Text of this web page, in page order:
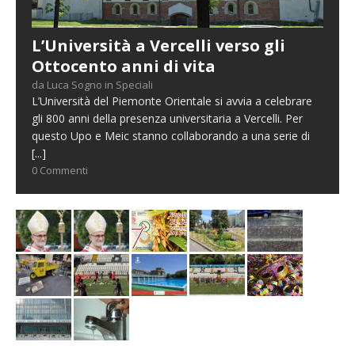
L’Università a Vercelli verso gli
Ottocento anni di vita
da Luca Sogno in Speciali
L’Università del Piemonte Orientale si avvia a celebrare
gli 800 anni della presenza universitaria a Vercelli. Per
questo Upo e Meic stanno collaborando a una serie di
[...]
0 Commenti